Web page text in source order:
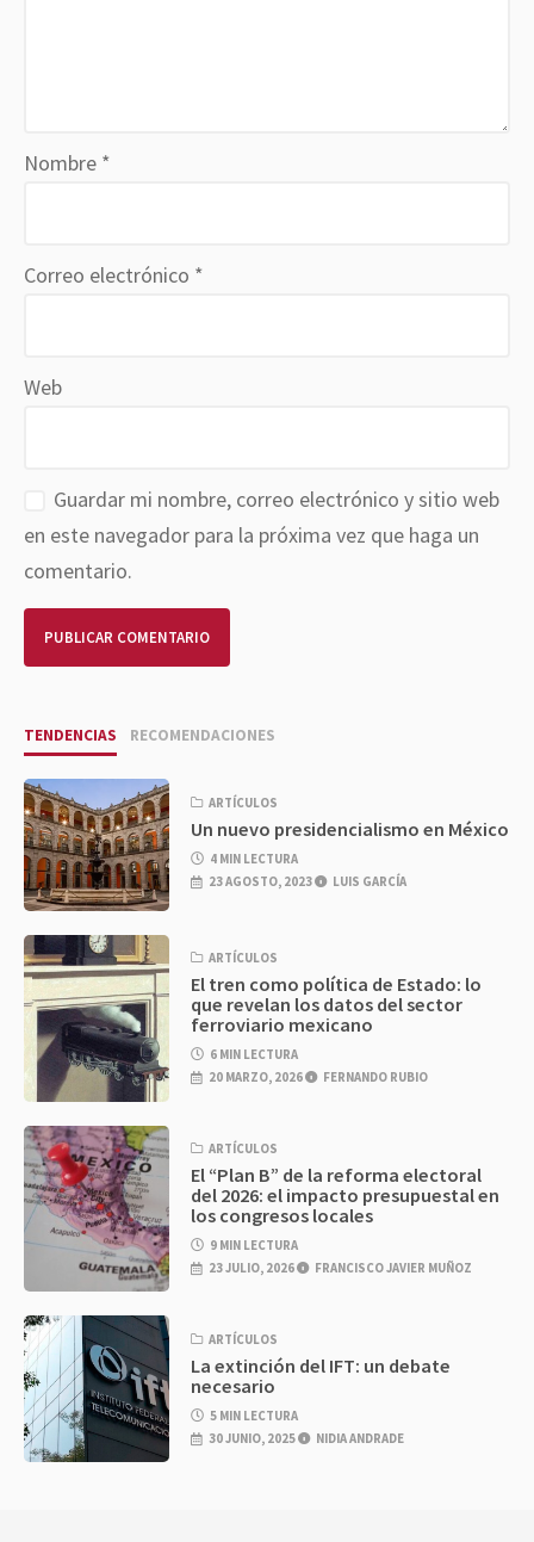
Nombre *
Correo electrónico *
Web
Guardar mi nombre, correo electrónico y sitio web
en este navegador para la próxima vez que haga un
comentario.
TENDENCIAS RECOMENDACIONES
ARTÍCULOS
Un nuevo presidencialismo en México
4 MIN LECTURA
23 AGOSTO, 2023
LUIS GARCÍA
ARTÍCULOS
El tren como política de Estado: lo
que revelan los datos del sector
ferroviario mexicano
6 MIN LECTURA
20 MARZO, 2026
FERNANDO RUBIO
ARTÍCULOS
El “Plan B” de la reforma electoral
del 2026: el impacto presupuestal en
los congresos locales
9 MIN LECTURA
23 JULIO, 2026
FRANCISCO JAVIER MUÑOZ
ARTÍCULOS
La extinción del IFT: un debate
necesario
5 MIN LECTURA
30 JUNIO, 2025
NIDIA ANDRADE